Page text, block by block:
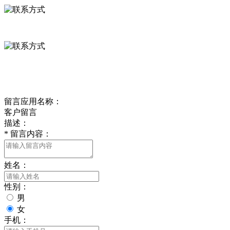
留言应用名称：
客户留言
描述：
* 留言内容：
姓名：
性别：
男
女
手机：